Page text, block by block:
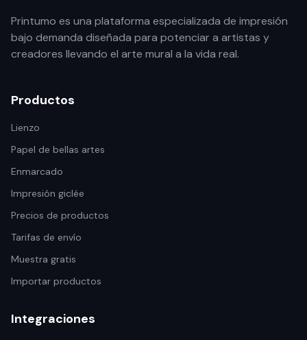
Printumo es una plataforma especializada de impresión
bajo demanda diseñada para potenciar a artistas y
creadores llevando el arte mural a la vida real.
Productos
Lienzo
Papel de bellas artes
Enmarcado
Impresión giclée
Precios de productos
Tarifas de envío
Muestra gratis
Importar productos
Integraciones